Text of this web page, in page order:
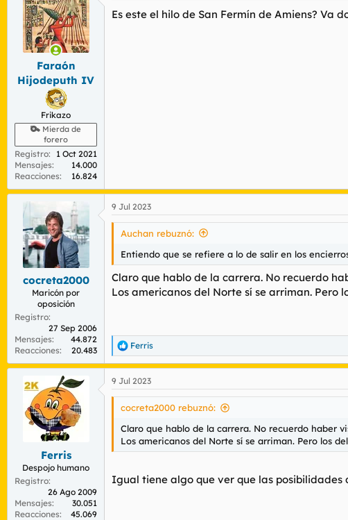
i
Faraón
Hijodeputh IV
Frikazo
Mierda de
forero
Registro
1 Oct 2021
Mensajes
14.000
Reacciones
16.824
Es este el hilo de San Fermín de Amiens? Va
cocreta2000
Maricón por
oposición
Registro
27 Sep 2006
Mensajes
44.872
Reacciones
20.483
9 Jul 2023
Auchan rebuznó:
Entiendo que se refiere a lo de salir en los
Claro que hablo de la carrera. No recuerdo
Los americanos del Norte sí se arriman. Pero
R
e
a
c
c
n
s
Ferris
Ferris
Despojo humano
Registro
26 Ago 2009
Mensajes
30.051
Reacciones
45.069
9 Jul 2023
cocreta2000 rebuznó:
Claro que hablo de la carrera. No recuerdo haber
Los americanos del Norte sí se arriman. Pero los
Igual tiene algo que ver que las posibilidades